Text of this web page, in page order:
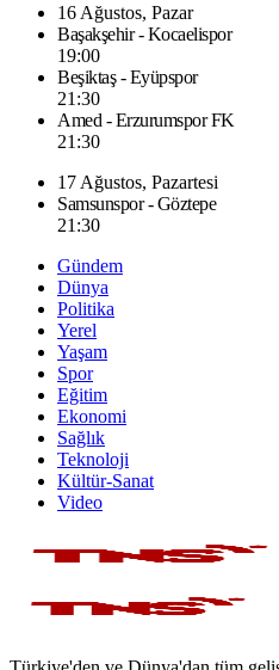
16 Ağustos, Pazar
Başakşehir - Kocaelispor
19:00
Beşiktaş - Eyüpspor
21:30
Amed - Erzurumspor FK
21:30
17 Ağustos, Pazartesi
Samsunspor - Göztepe
21:30
Gündem
Dünya
Politika
Yerel
Yaşam
Spor
Eğitim
Ekonomi
Sağlık
Teknoloji
Kültür-Sanat
Video